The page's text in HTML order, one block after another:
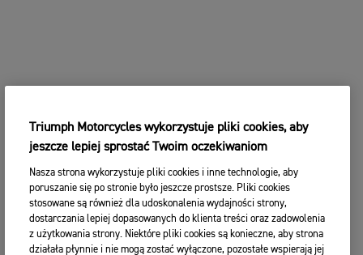
Triumph Motorcycles wykorzystuje pliki cookies, aby
jeszcze lepiej sprostać Twoim oczekiwaniom
Nasza strona wykorzystuje pliki cookies i inne technologie, aby
poruszanie się po stronie było jeszcze prostsze. Pliki cookies
stosowane są również dla udoskonalenia wydajności strony,
dostarczania lepiej dopasowanych do klienta treści oraz zadowolenia
z użytkowania strony. Niektóre pliki cookies są konieczne, aby strona
działała płynnie i nie mogą zostać wyłączone, pozostałe wspierają jej